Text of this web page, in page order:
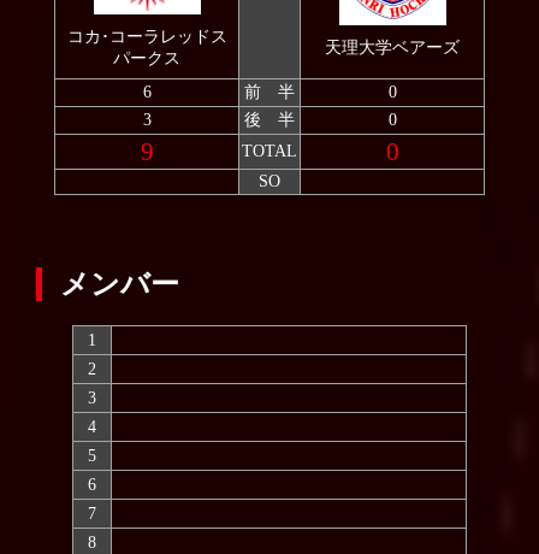
2008
2007
コカ･コーラレッドス
パークス
天理大学ベアーズ
6 前 半
0
3
後 半 0
9 TOTAL 0
SO
メンバー
1
2
3
4
5
6
7
8